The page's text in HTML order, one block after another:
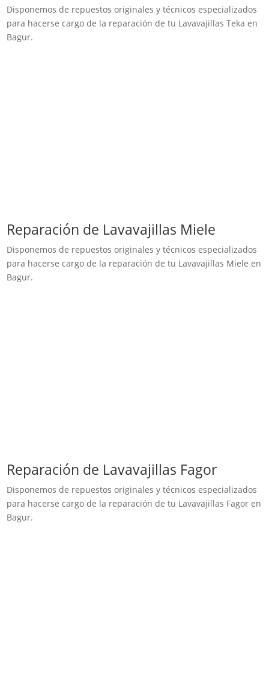
Disponemos de repuestos originales y técnicos especializados
para hacerse cargo de la reparación de tu Lavavajillas Teka en
Bagur.
Reparación de Lavavajillas Miele
Disponemos de repuestos originales y técnicos especializados
para hacerse cargo de la reparación de tu Lavavajillas Miele en
Bagur.
Reparación de Lavavajillas Fagor
Disponemos de repuestos originales y técnicos especializados
para hacerse cargo de la reparación de tu Lavavajillas Fagor en
Bagur.